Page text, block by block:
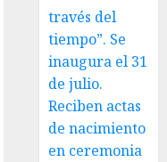
través del
tiempo”. Se
inaugura el 31
de julio.
Reciben actas
de nacimiento
en ceremonia